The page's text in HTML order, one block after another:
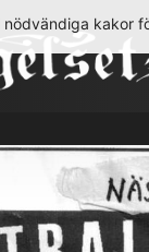
nödvändiga kakor